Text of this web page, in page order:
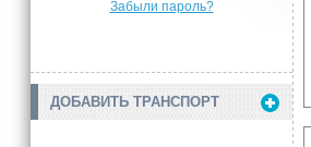
Забыли пароль?
ДОБАВИТЬ ТРАНСПОРТ